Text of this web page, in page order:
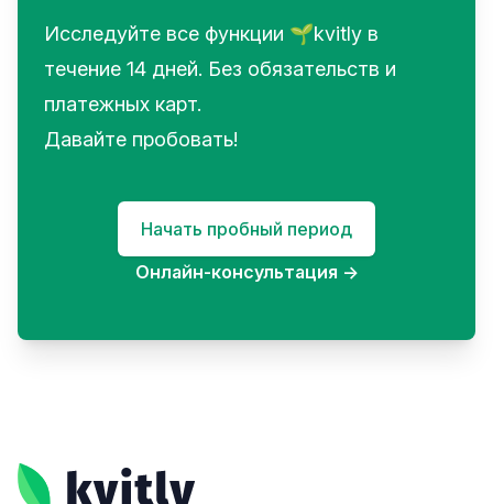
Исследуйте все функции 🌱kvitly в
течение 14 дней. Без обязательств и
платежных карт.
Давайте пробовать!
Начать пробный период
Онлайн-консультация →